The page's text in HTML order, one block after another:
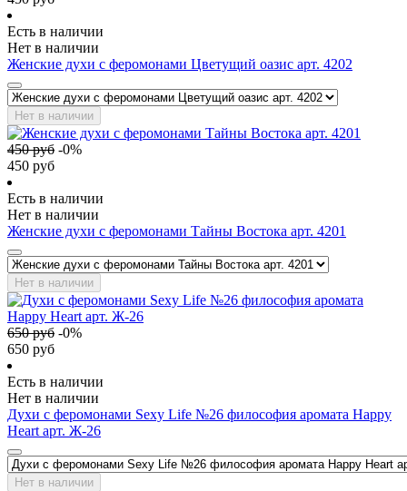
Есть в наличии
Нет в наличии
Женские духи с феромонами Цветущий оазис арт. 4202
Нет в наличии
450руб -0%
450 руб
Есть в наличии
Нет в наличии
Женские духи с феромонами Тайны Востока арт. 4201
Нет в наличии
650руб -0%
650 руб
Есть в наличии
Нет в наличии
Духи с феромонами Sexy Life №26 философия аромата Happy
Heart арт. Ж-26
Нет в наличии